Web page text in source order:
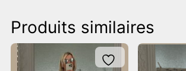
Produits similaires